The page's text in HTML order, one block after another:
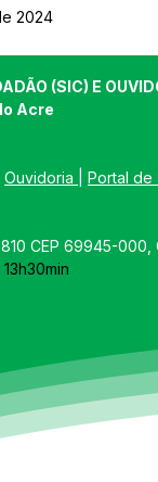
2024
(SIC) E
Acre
Ouvidoria Portal de
CEP 69945-